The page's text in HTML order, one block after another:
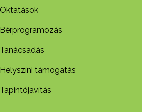
Oktatások
Bérprogramozás
Tanácsadás
Helyszíni támogatás
Tapintójavítás